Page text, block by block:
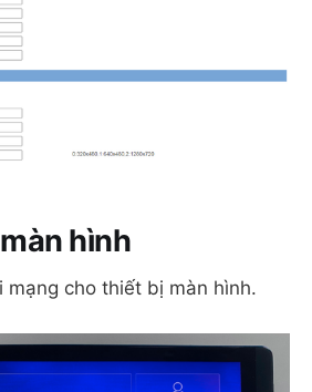
hình
mạng cho thiết bị màn hình.